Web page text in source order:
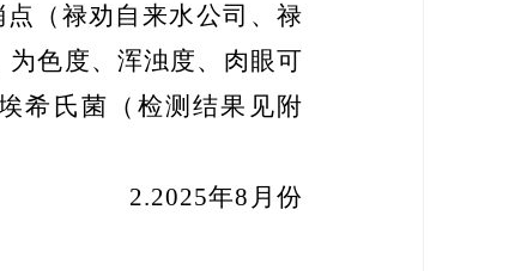
（ 禄劝自来水公司、禄
为色度、浑浊度、肉眼可
希氏菌（检测结果见附
2.2025年8 月份